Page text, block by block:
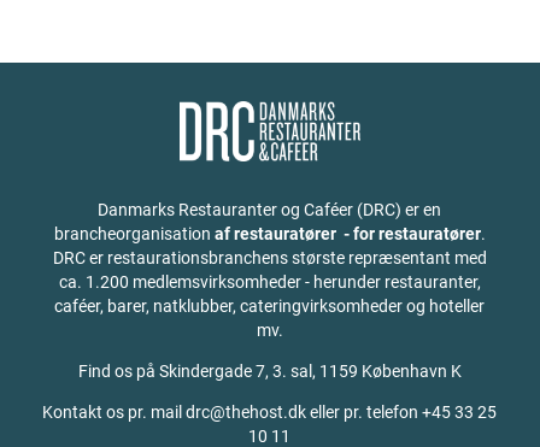
Danmarks Restauranter og Caféer (DRC) er en
brancheorganisation af restauratører - for restauratører.
DRC er restaurationsbranchens største repræsentant med
ca. 1.200 medlemsvirksomheder - herunder restauranter,
caféer, barer, natklubber, cateringvirksomheder og hoteller
mv.
Find os på Skindergade 7, 3. sal, 1159 København K
Kontakt os pr. mail drc@thehost.dk eller pr. telefon +45 33 25
10 11